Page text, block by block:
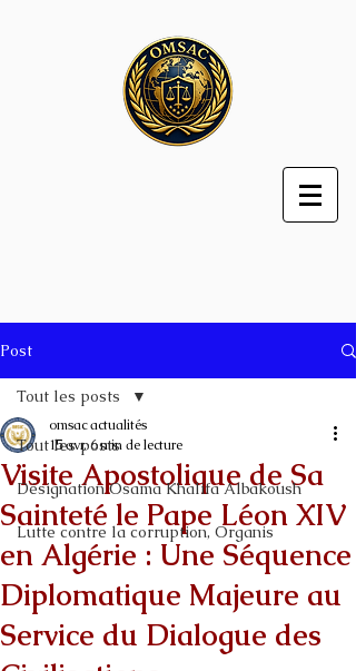
Post
Tout les posts
Désignation Osama Khalifa Albakoush
Lutte contre la corruption, Organis
Tout les posts
Visite Apostolique de Sa
Sainteté le Pape Léon XIV
en Algérie : Une Séquence
Diplomatique Majeure au
Service du Dialogue des
omsac actualités
15 avr.6 min de lecture